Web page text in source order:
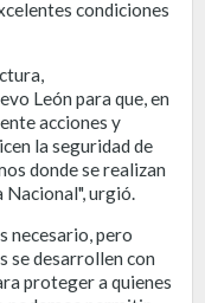
condiciones
León para que, en
acciones y
la seguridad de
donde se realizan
urgió.
necesario, pero
se desarrollen con
proteger a quienes